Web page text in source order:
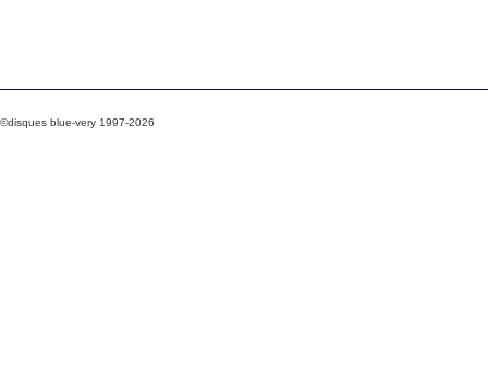
©disques blue-very 1997-2026